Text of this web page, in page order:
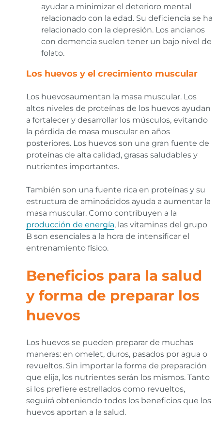
ayudar a minimizar el deterioro mental
relacionado con la edad. Su deficiencia se ha
relacionado con la depresión. Los ancianos
con demencia suelen tener un bajo nivel de
folato.
Los huevos y el crecimiento muscular
Los huevosaumentan la masa muscular. Los
altos niveles de proteínas de los huevos ayudan
a fortalecer y desarrollar los músculos, evitando
la pérdida de masa muscular en años
posteriores. Los huevos son una gran fuente de
proteínas de alta calidad, grasas saludables y
nutrientes importantes.
También son una fuente rica en proteínas y su
estructura de aminoácidos ayuda a aumentar la
masa muscular. Como contribuyen a la
producción de energía, las vitaminas del grupo
B son esenciales a la hora de intensificar el
entrenamiento físico.
Beneficios para la salud
y forma de preparar los
huevos
Los huevos se pueden preparar de muchas
maneras: en omelet, duros, pasados por agua o
revueltos. Sin importar la forma de preparación
que elija, los nutrientes serán los mismos. Tanto
si los prefiere estrellados como revueltos,
seguirá obteniendo todos los beneficios que los
huevos aportan a la salud.